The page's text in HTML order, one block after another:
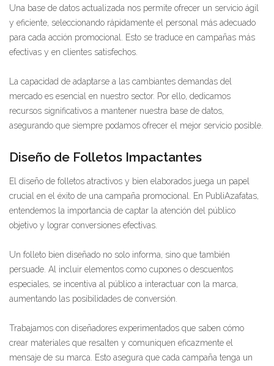
Una base de datos actualizada nos permite ofrecer un servicio ágil
y eficiente, seleccionando rápidamente el personal más adecuado
para cada acción promocional. Esto se traduce en campañas más
efectivas y en clientes satisfechos.
La capacidad de adaptarse a las cambiantes demandas del
mercado es esencial en nuestro sector. Por ello, dedicamos
recursos significativos a mantener nuestra base de datos,
asegurando que siempre podamos ofrecer el mejor servicio posible.
Diseño de Folletos Impactantes
El diseño de folletos atractivos y bien elaborados juega un papel
crucial en el éxito de una campaña promocional. En PubliAzafatas,
entendemos la importancia de captar la atención del público
objetivo y lograr conversiones efectivas.
Un folleto bien diseñado no solo informa, sino que también
persuade. Al incluir elementos como cupones o descuentos
especiales, se incentiva al público a interactuar con la marca,
aumentando las posibilidades de conversión.
Trabajamos con diseñadores experimentados que saben cómo
crear materiales que resalten y comuniquen eficazmente el
mensaje de su marca. Esto asegura que cada campaña tenga un